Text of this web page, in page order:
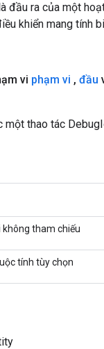
đầu ra của một
khiển mang tính
vi phạm vi , đầu
thao tác
không tham chiếu
tính tùy chọn